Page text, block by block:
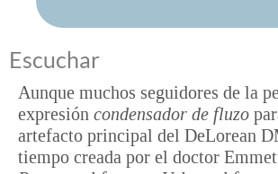
Escuchar
Aunque muchos seguidores de la
expresión condensador de fluzo
artefacto principal del DeLorean
tiempo creada por el doctor